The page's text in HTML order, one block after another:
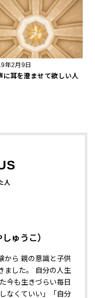
年2月9日
に耳を澄ませて欲しい人
ゅうこ）
から 親の意識と子供
ました。 自分の人生
今も生きづらい毎日
なくていい」「自分